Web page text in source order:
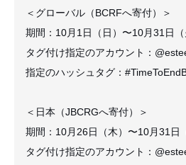
＜グローバル（BCRFへ寄付）＞
期間：10月1日（日）〜10月31日（
タグ付け指定のアカウント：
指定のハッシュタグ：
＜日本（JBCRGへ寄付）＞
期間：10月26日（木）〜10月31日
タグ付け指定のアカウント：